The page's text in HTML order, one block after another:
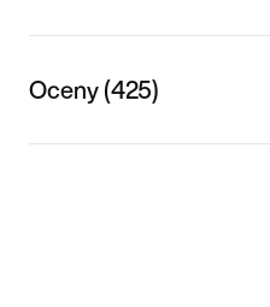
Oceny (425)